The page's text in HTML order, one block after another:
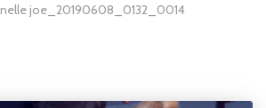
joe_20190608_0132_0014